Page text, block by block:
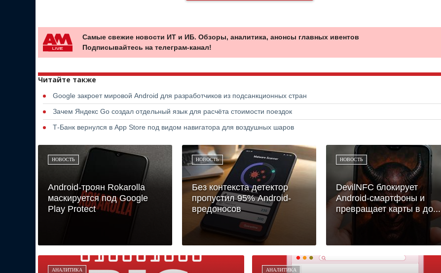
Самые свежие новости ИТ и ИБ. Обзоры, аналитика, анонсы главных ивентов
Подписывайтесь на телеграм-канал!
Читайте также
Google закроет мировой Android для разработчиков из подсанкционных стран
Зачем Яндекс Go создал отдельный язык для расчёта стоимости поездок
Т-Банк вернулся в App Store под видом навигатора для воздушных шаров
НОВОСТЬ
Android-троян Rokarolla
маскируется под Google
Play Protect
НОВОСТЬ
Без контекста детектор
пропустил 95% Android-
вредоносов
НОВОСТЬ
DevilNFC блокирует
Android-смартфоны и
превращает карты в до...
АНАЛИТИКА АНАЛИТИКА